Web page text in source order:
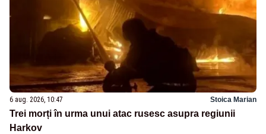
6 aug. 2026, 10:47 Stoica Marian
Trei morți în urma unui atac rusesc asupra regiunii
Harkov